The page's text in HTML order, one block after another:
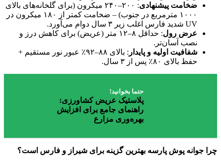
ضخامت پیشنهادی
: ۲۰۰–۲۴۰ میکرون (برای گلخانه‌های بالای
۱۰۰۰ مترمربع در جنوب) – ضخامت کمتر از ۱۸۰ میکرون در
UV شدید فارس اغلب زیر ۳ سال دوام می‌آورد.
عرض رول
: حداقل ۸–۱۲ متر (عریض) برای کاهش درز و
نصب آسان‌تر.
شفافیت اولیه و پایدار
: بالای ۸۸–۹۲٪ عبور نور مستقیم +
حفظ بالای ۸۰٪ پس از ۳ سال.
حتما بخوانید!
پلاستیک عریض کشاورزی:
راهنمای جامع برای افزایش
بهره‌وری مزارع
چرا جوانه پوش پارسه بهترین گزینه برای شیراز و فارس است؟